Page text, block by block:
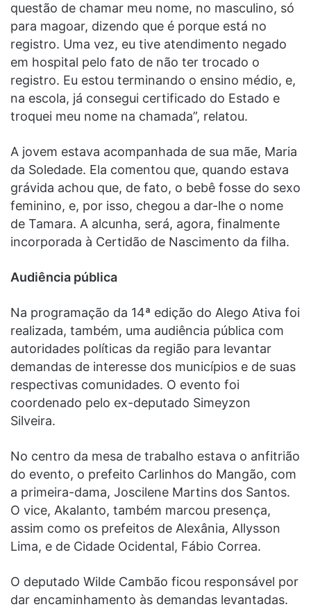
questão de chamar meu nome, no masculino, só
para magoar, dizendo que é porque está no
registro. Uma vez, eu tive atendimento negado
em hospital pelo fato de não ter trocado o
registro. Eu estou terminando o ensino médio, e,
na escola, já consegui certificado do Estado e
troquei meu nome na chamada”, relatou.
A jovem estava acompanhada de sua mãe, Maria
da Soledade. Ela comentou que, quando estava
grávida achou que, de fato, o bebê fosse do sexo
feminino, e, por isso, chegou a dar-lhe o nome
de Tamara. A alcunha, será, agora, finalmente
incorporada à Certidão de Nascimento da filha.
Audiência pública
Na programação da 14ª edição do Alego Ativa foi
realizada, também, uma audiência pública com
autoridades políticas da região para levantar
demandas de interesse dos municípios e de suas
respectivas comunidades. O evento foi
coordenado pelo ex-deputado Simeyzon
Silveira.
No centro da mesa de trabalho estava o anfitrião
do evento, o prefeito Carlinhos do Mangão, com
a primeira-dama, Joscilene Martins dos Santos.
O vice, Akalanto, também marcou presença,
assim como os prefeitos de Alexânia, Allysson
Lima, e de Cidade Ocidental, Fábio Correa.
O deputado Wilde Cambão ficou responsável por
dar encaminhamento às demandas levantadas.